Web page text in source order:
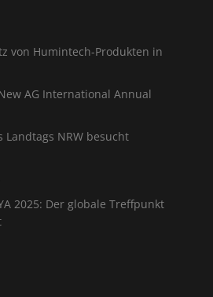
von Humintech-Produkten in
AG International Annual
NRW besucht
2025: Der globale Treffpunkt